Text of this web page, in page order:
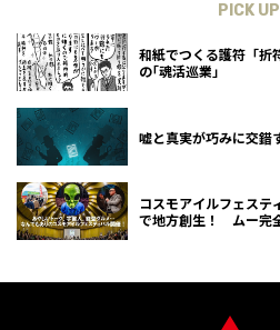
PICK UP
和紙でつくる護符「折
の｢魂活巡業｣
嘘と真実が巧みに交錯
コスモアイルフェス
で地方創生！ ムー完